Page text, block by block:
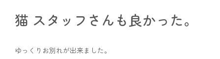
猫 スタッフさんも良かった。
ゆっくりお別れが出来ました。